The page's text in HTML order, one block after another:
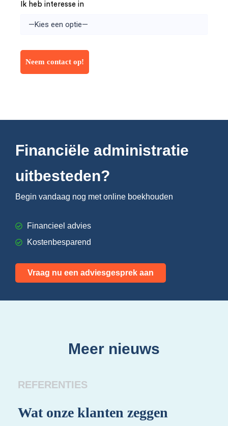
Ik heb interesse in
Financiële administratie
uitbesteden?
Begin vandaag nog met online boekhouden
Financieel advies
Kostenbesparend
Vraag nu een adviesgesprek aan
Meer nieuws
REFERENTIES
Wat onze klanten zeggen